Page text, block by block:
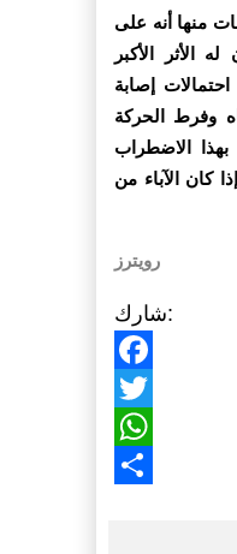
منها أنه على
الأثر الأكبر
إصابة
وفرط الحركة
بهذا الاضطراب
المئة إذا كان الآباء من
رويترز
شارك:
Facebook
Twitter
WhatsApp